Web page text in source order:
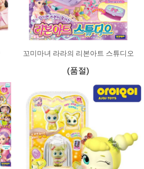
꼬미마녀 라라의 리본아트 스튜디오
(품절)